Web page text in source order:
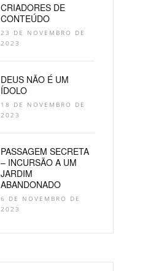
CRIADORES DE
CONTEÚDO
23 DE NOVEMBRO DE
2023
DEUS NÃO É UM
ÍDOLO
18 DE NOVEMBRO DE
2023
PASSAGEM SECRETA
– INCURSÃO A UM
JARDIM
ABANDONADO
6 DE NOVEMBRO DE
2023